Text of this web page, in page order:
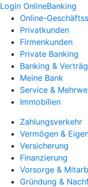
Login OnlineBanking
Online-
Privatkunden
Firmenkunden
Private Banking
Banking &
Meine Bank
Service &
Immobilien
Zahlungsverkehr
Vermögen &
Versicherung
Finanzierung
Vorsorge &
Gründung &